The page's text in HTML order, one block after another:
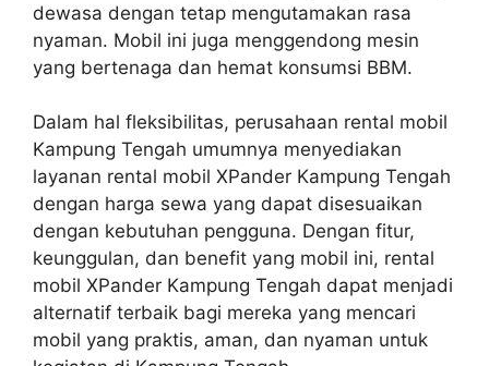
dewasa dengan tetap mengutamakan rasa
nyaman. Mobil ini juga menggendong mesin
yang bertenaga dan hemat konsumsi BBM.
Dalam hal fleksibilitas, perusahaan rental mobil
Kampung Tengah umumnya menyediakan
layanan rental mobil XPander Kampung Tengah
dengan harga sewa yang dapat disesuaikan
dengan kebutuhan pengguna. Dengan fitur,
keunggulan, dan benefit yang mobil ini, rental
mobil XPander Kampung Tengah dapat menjadi
alternatif terbaik bagi mereka yang mencari
mobil yang praktis, aman, dan nyaman untuk